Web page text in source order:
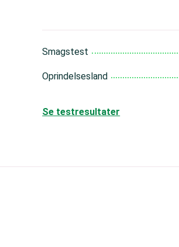
Smagstest
Oprindelsesland
Se testresultater